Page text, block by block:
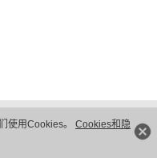
使用Cookies。 Cookies和隐
声明